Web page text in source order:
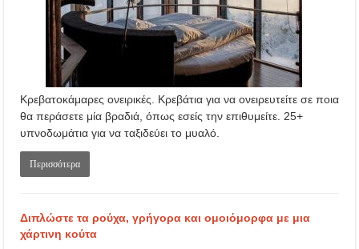
Κρεβατοκάμαρες ονειρικές. Κρεβάτια για να ονειρευτείτε σε ποια
θα περάσετε μία βραδιά, όπως εσείς την επιθυμείτε. 25+
υπνοδωμάτια για να ταξιδεύει το μυαλό.
Περισσότερα
Διπλώστε τα ρούχα, γρήγορα και ομοιόμορφα με μια
χάρτινη κούτα